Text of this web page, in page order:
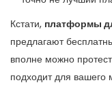
Кстати, платформы
предлагают
вполне можно
подходит для вашего